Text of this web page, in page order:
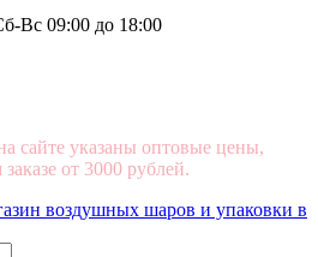
Вс 09:00 до 18:00
сайте указаны оптовые цены,
от 3000 рублей.